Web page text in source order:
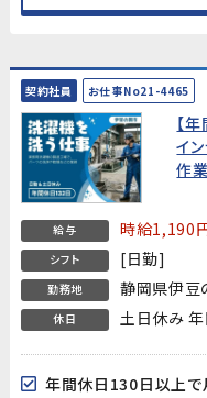
契約社員 お仕事No21-4465
【
イ
作業
給与 時給1,190
シフト [日勤]
勤務地 静岡県伊豆
休日 土日休み
年間休日130日以上で